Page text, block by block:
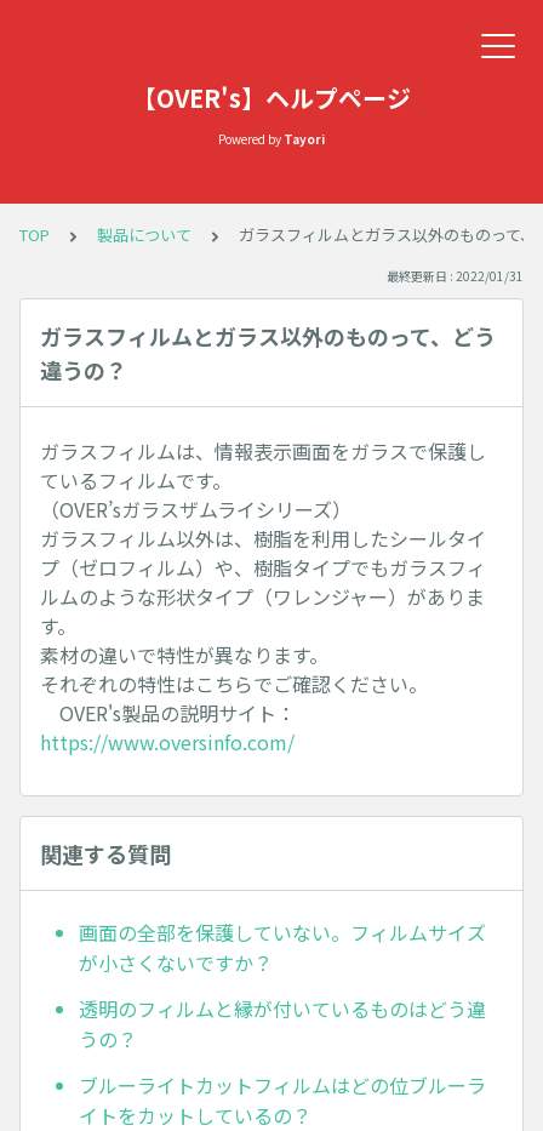
【OVER's】ヘルプページ
Powered by Tayori
TOP 製品について ガラスフィルムとガラス以外のものって、
最終更新日 : 2022/01/31
ガラスフィルムとガラス以外のものって、どう
違うの？
ガラスフィルムは、情報表示画面をガラスで保護し
ているフィルムです。
（OVER’sガラスザムライシリーズ）
ガラスフィルム以外は、樹脂を利用したシールタイ
プ（ゼロフィルム）や、樹脂タイプでもガラスフィ
ルムのような形状タイプ（ワレンジャー）がありま
す。
素材の違いで特性が異なります。
それぞれの特性はこちらでご確認ください。
OVER's製品の説明サイト：
https://www.oversinfo.com/
関連する質問
画面の全部を保護していない。フィルムサイズ
が小さくないですか？
透明のフィルムと縁が付いているものはどう違
うの？
ブルーライトカットフィルムはどの位ブルーラ
イトをカットしているの？